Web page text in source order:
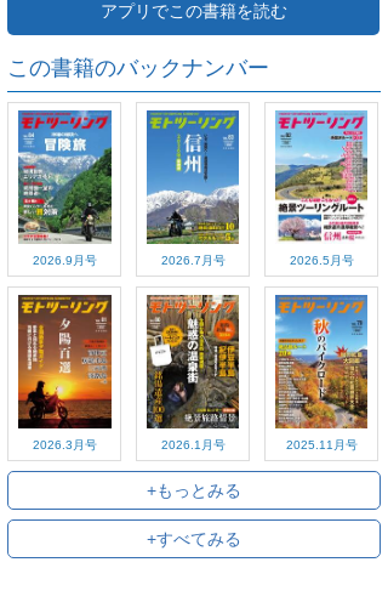
アプリでこの書籍を読む
この書籍のバックナンバー
2026.9月号 2026.7月号 2026.5月号
2026.3月号 2026.1月号 2025.11月号
+もっとみる
+すべてみる